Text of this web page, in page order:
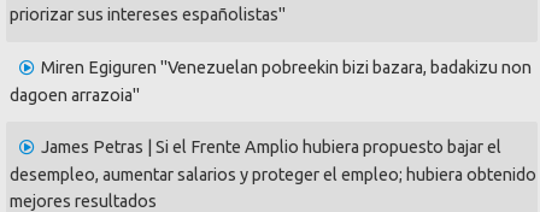
priorizar sus intereses españolistas"
Miren Egiguren "Venezuelan pobreekin bizi bazara, badakizu non
dagoen arrazoia"
James Petras | Si el Frente Amplio hubiera propuesto bajar el
desempleo, aumentar salarios y proteger el empleo; hubiera obtenido
mejores resultados